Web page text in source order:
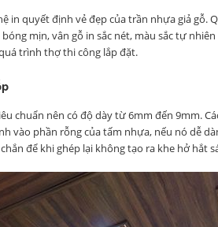
in quyết định vẻ đẹp của trần nhựa giả gỗ.
mịn, vân gỗ in sắc nét, màu sắc tự
trình thợ thi công lắp đặt.
chuẩn nên có độ dày từ 6mm đến 9mm.
vào phần rỗng của tấm nhựa, nếu nó dễ
để khi ghép lại không tạo ra khe hở hắt